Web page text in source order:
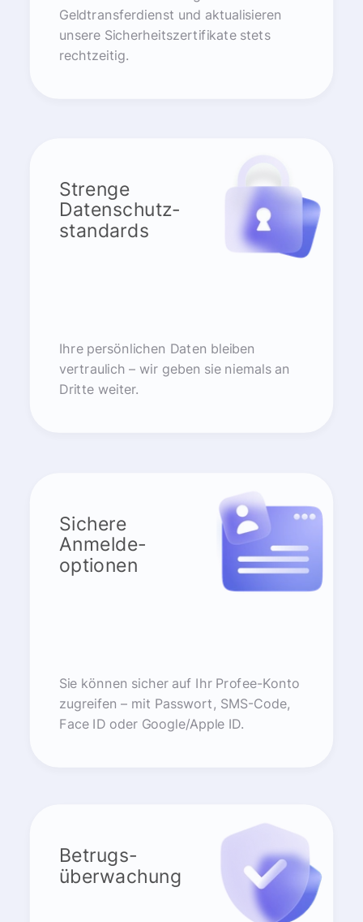
Geldtransferdienst und aktualisieren
unsere Sicherheitszertifikate stets
rechtzeitig.
Strenge
Datenschutz-
standards
Ihre persönlichen Daten bleiben
vertraulich – wir geben sie niemals an
Dritte weiter.
Sichere
Anmelde-
optionen
Sie können sicher auf Ihr Profee-Konto
zugreifen – mit Passwort, SMS-Code,
Face ID oder Google/Apple ID.
Betrugs-
überwachung